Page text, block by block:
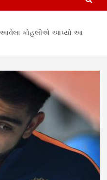
ગુજરાતી
આવેલા કોહલીએ આપ્યો આ